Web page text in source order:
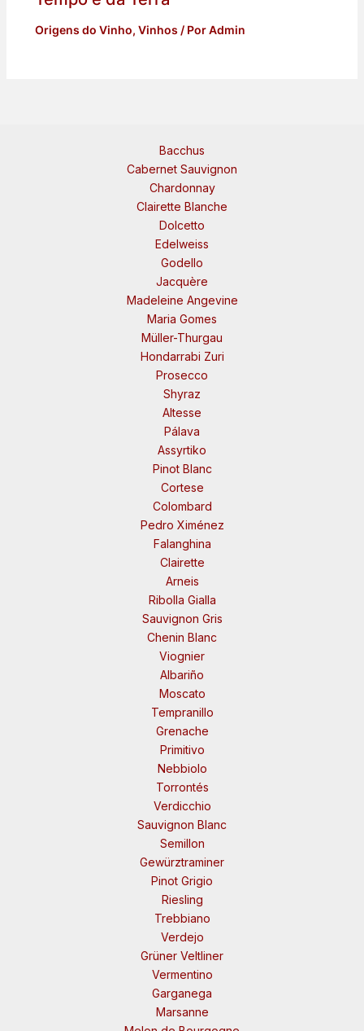
Origens do Vinho, Vinhos / PorAdmin
Bacchus
Cabernet Sauvignon
Chardonnay
Clairette Blanche
Dolcetto
Edelweiss
Godello
Jacquère
Madeleine Angevine
Maria Gomes
Müller-Thurgau
Hondarrabi Zuri
Prosecco
Shyraz
Altesse
Pálava
Assyrtiko
Pinot Blanc
Cortese
Colombard
Pedro Ximénez
Falanghina
Clairette
Arneis
Ribolla Gialla
Sauvignon Gris
Chenin Blanc
Viognier
Albariño
Moscato
Tempranillo
Grenache
Primitivo
Nebbiolo
Torrontés
Verdicchio
Sauvignon Blanc
Semillon
Gewürztraminer
Pinot Grigio
Riesling
Trebbiano
Verdejo
Grüner Veltliner
Vermentino
Garganega
Marsanne